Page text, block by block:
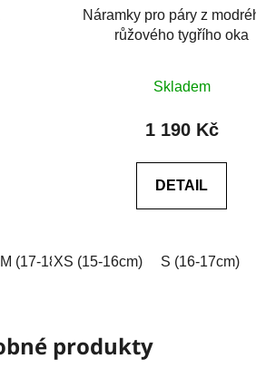
XXL (20-21cm) Na míru
M (17-18cm) L (18-19cm) XL (19-
Náramky pro páry z
růžového tygřího oka
hodnocení
produktu
z
Skladem
1 190 Kč
DETAIL
XS (15-16cm) S (16-17cm)
produkty